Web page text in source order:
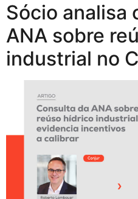
Sócio analisa
ANA sobre
industrial no